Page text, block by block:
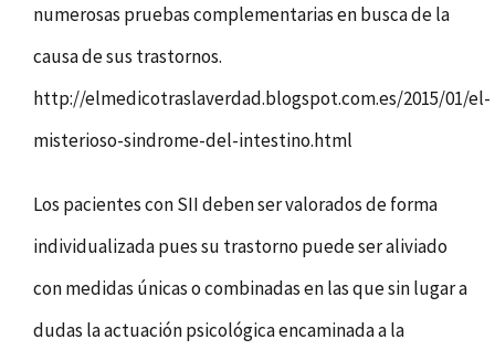
numerosas pruebas complementarias en busca de la
causa de sus trastornos.
http://elmedicotraslaverdad.blogspot.com.es/2015/01/el-
misterioso-sindrome-del-intestino.html
Los pacientes con SII deben ser valorados de forma
individualizada pues su trastorno puede ser aliviado
con medidas únicas o combinadas en las que sin lugar a
dudas la actuación psicológica encaminada a la